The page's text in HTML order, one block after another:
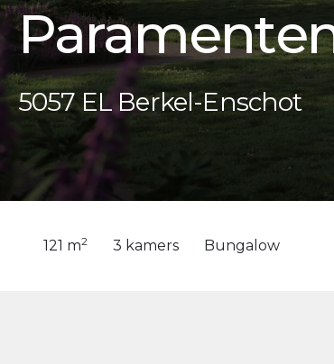
5057 EL Berkel-Enschot
121 m2 3 kamers Bungalow